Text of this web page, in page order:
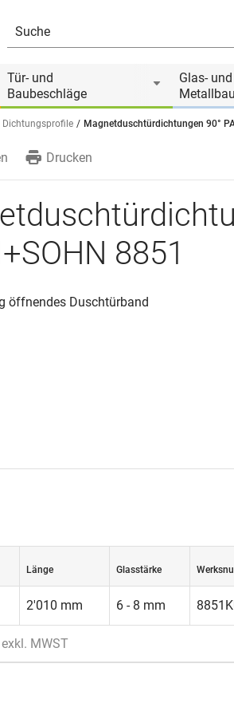
Tür- und
Baubeschläge
Glas- und
Dichtungsprofile Magnetduschtürdichtungen 90°
Drucken
8851
öffnendes Duschtürband
Länge Glasstärke
2'010 mm 6 - 8 mm
MWST